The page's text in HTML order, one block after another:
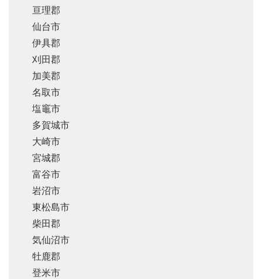
亘理郡
仙台市
伊具郡
刈田郡
加美郡
名取市
塩竈市
多賀城市
大崎市
宮城郡
富谷市
岩沼市
東松島市
柴田郡
気仙沼市
牡鹿郡
登米市